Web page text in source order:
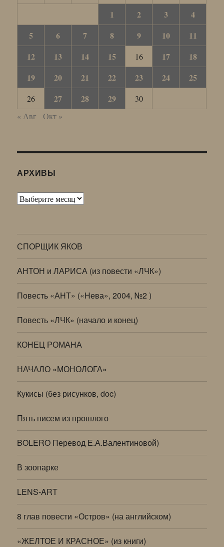
1
2 3
4
5
6 7 8 9 10
11
12
13 14 15 16 17
18
19
20 21 22 23 24 25
26 27 28 29
30
« Авг
Окт »
АРХИВЫ
Архивы
СПОРЩИК ЯКОВ
АНТОН и ЛАРИСА (из повести «ЛЧК»)
Повесть «АНТ» («Нева», 2004, №2 )
Повесть «ЛЧК» (начало и конец)
КОНЕЦ РОМАНА
НАЧАЛО «МОНОЛОГА»
Кукисы (без рисунков, doc)
Пять писем из прошлого
BOLERO Перевод Е.А.Валентиновой)
В зоопарке
LENS-ART
8 глав повести «Остров» (на английском)
«ЖЕЛТОЕ И КРАСНОЕ» (из книги)